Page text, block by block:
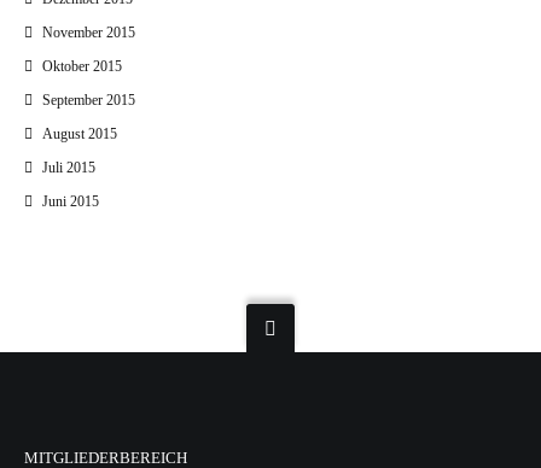
November 2015
Oktober 2015
September 2015
August 2015
Juli 2015
Juni 2015
MITGLIEDERBEREICH